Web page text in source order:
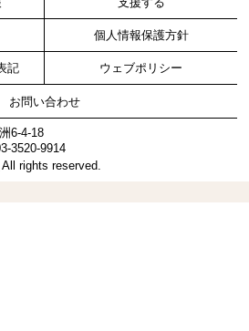
個人情報保護方針
記 ウェブポリシー
お問い合わせ
6-4-18
3520-9914
All rights reserved.